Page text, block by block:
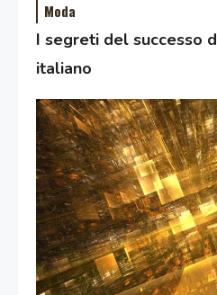
Moda
I segreti del successo
italiano